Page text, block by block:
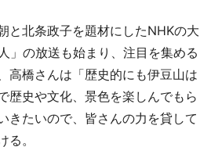
と北条政子を題材にしたNHKの大
」の放送も始まり、注目を集める
高橋さんは「歴史的にも伊豆山は
歴史や文化、景色を楽しんでもら
きたいので、皆さんの力を貸して
る。